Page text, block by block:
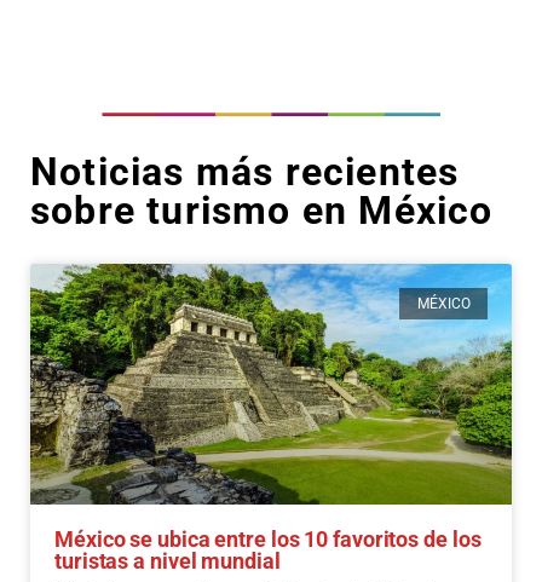
Noticias más recientes
sobre turismo en México
MÉXICO
México se ubica entre los 10 favoritos de los
turistas a nivel mundial